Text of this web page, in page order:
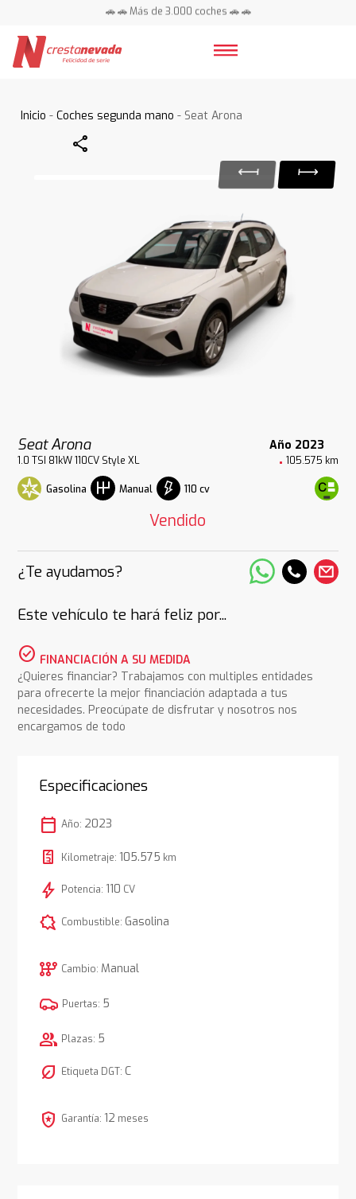
🚗 🚗 Más de 3.000 coches 🚗 🚗
Inicio -Coches segunda mano - Seat Arona
Share
Seat Arona Año 2023
1.0 TSI 81kW 110CV Style XL 105.575 km
Gasolina Manual 110 cv
Vendido
¿Te ayudamos?
Este vehículo te hará feliz por...
check_circle FINANCIACIÓN A SU MEDIDA
¿Quieres financiar? Trabajamos con multiples entidades
para ofrecerte la mejor financiación adaptada a tus
necesidades. Preocúpate de disfrutar y nosotros nos
encargamos de todo
Especificaciones
calendar_today Año: 2023
Kilometraje: 105.575 km
bolt Potencia: 110 CV
comic_bubble Combustible: Gasolina
auto_transmission Cambio: Manual
Puertas: 5
group Plazas: 5
nest_eco_leaf Etiqueta DGT: C
local_police Garantía: 12 meses